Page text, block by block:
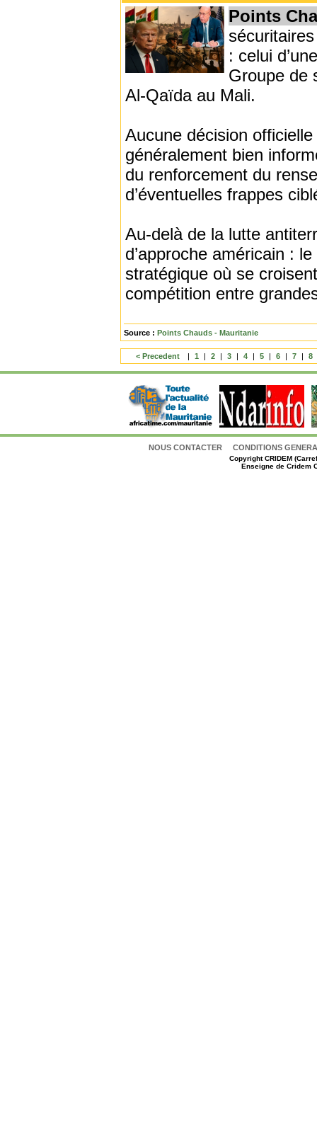
Points
: celui
Groupe de
Al-Qaïda au Mali.
Aucune décision
généralement bien
du renforcement du
d’éventuelles frappes
Au-delà de la lutte
d’approche américain :
stratégique où se
compétition entre
Source : Points Chauds - Mauritanie
< Precedent | 1 | 2 | 3 | 4 | 5 | 6 | 7 | 8
NOUS CONTACTER CONDITIONS
CopyrightCRIDEM
Enseigne de Cridem